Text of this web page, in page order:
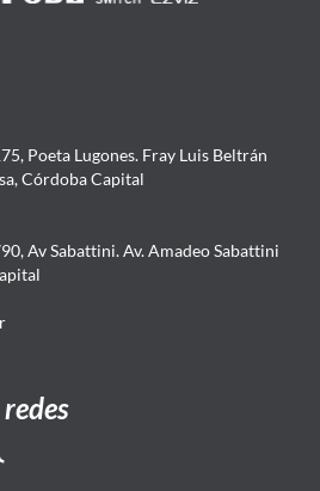
Poeta Lugones. Fray Luis Beltrán
Córdoba Capital
Av Sabattini. Av. Amadeo Sabattini